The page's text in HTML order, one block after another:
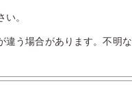
。
違う場合があります。不明な